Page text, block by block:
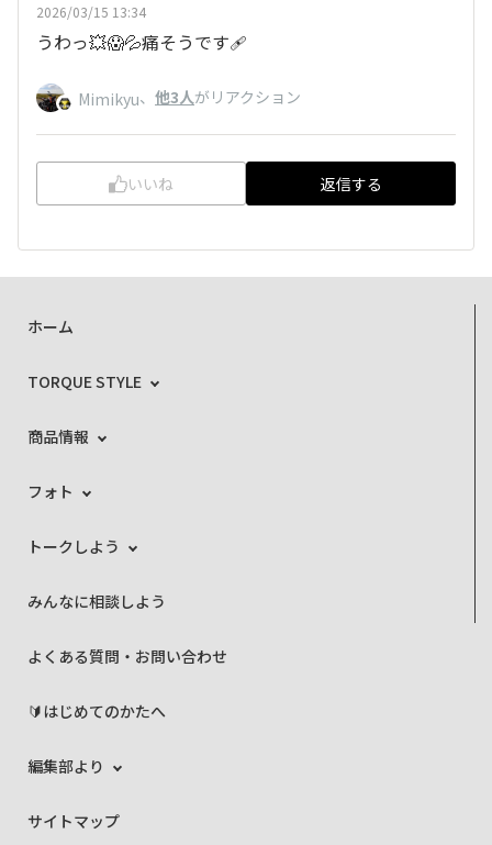
2026/03/15 13:34
うわっ💥😱💦痛そうです🩹
Mimikyu、 他3人がリアクション
いいね 返信する
ホーム
TORQUE STYLE
商品情報
フォト
トークしよう
みんなに相談しよう
よくある質問・お問い合わせ
🔰はじめてのかたへ
編集部より
サイトマップ